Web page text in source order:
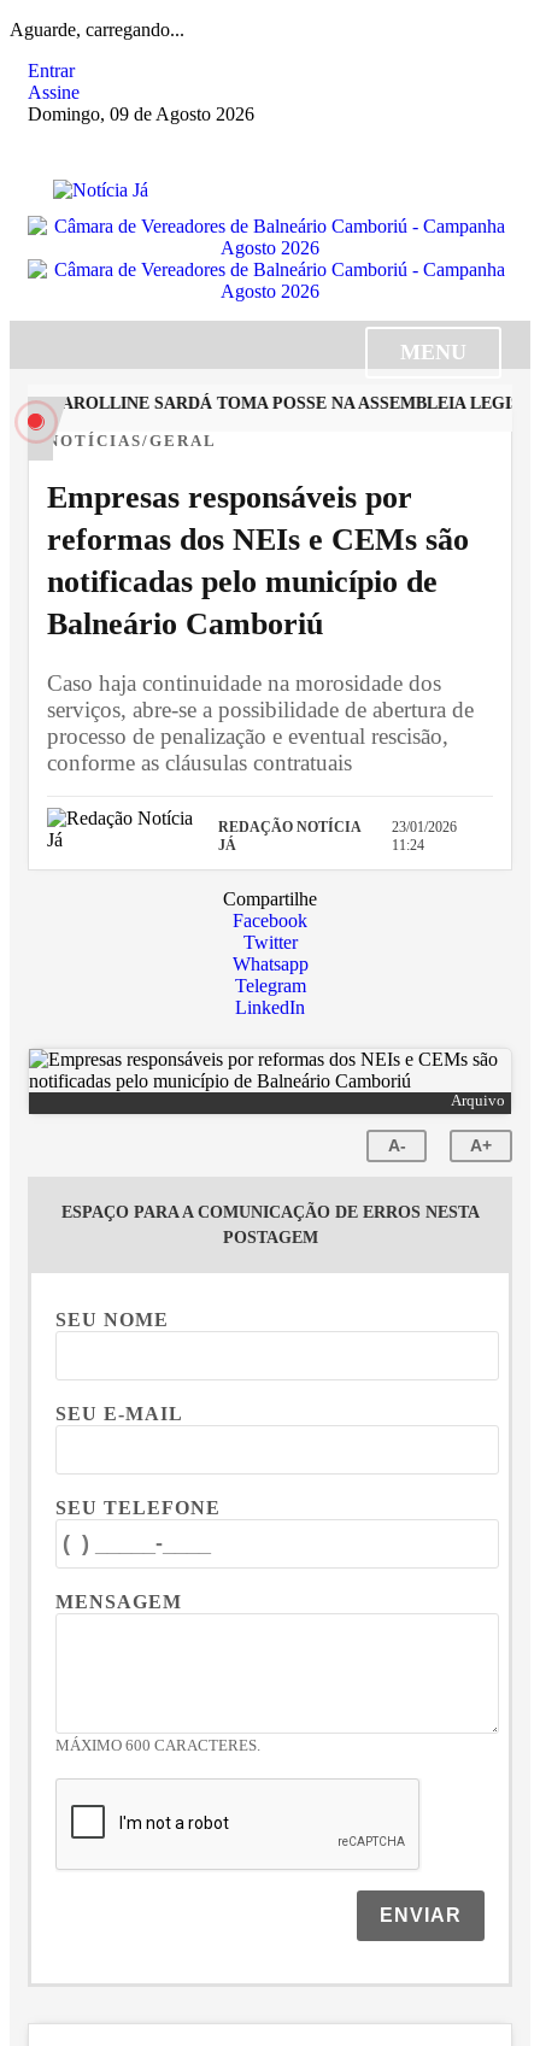
Aguarde, carregando...
Entrar
Assine
Domingo, 09 de Agosto 2026
MENU
CAROLLINE SARDÁ TOMA POSSE NA ASSEMBLEIA
NOTÍCIAS/GERAL
Empresas responsáveis por
reformas dos NEIs e CEMs são
notificadas pelo município de
Balneário Camboriú
Caso haja continuidade na morosidade dos
serviços, abre-se a possibilidade de abertura de
processo de penalização e eventual rescisão,
conforme as cláusulas contratuais
REDAÇÃO NOTÍCIA
JÁ
23/01/2026
11:24
Compartilhe
Facebook
Twitter
Whatsapp
Telegram
LinkedIn
Arquivo
A- A+
ESPAÇO PARA A COMUNICAÇÃO DE ERROS NESTA
POSTAGEM
SEU NOME
SEU E-MAIL
SEU TELEFONE
MENSAGEM
MÁXIMO 600 CARACTERES.
ENVIAR